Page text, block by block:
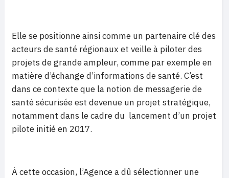
Elle se positionne ainsi comme un partenaire clé des
acteurs de santé régionaux et veille à piloter des
projets de grande ampleur, comme par exemple en
matière d’échange d’informations de santé. C’est
dans ce contexte que la notion de messagerie de
santé sécurisée est devenue un projet stratégique,
notamment dans le cadre du lancement d’un projet
pilote initié en 2017.
À cette occasion, l’Agence a dû sélectionner une